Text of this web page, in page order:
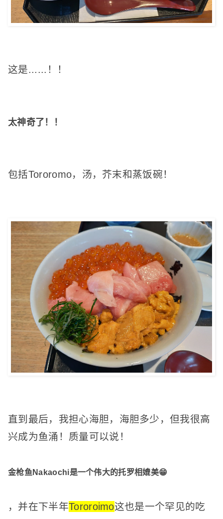
这是......！ ！
太神奇了！ ！
包括Tororomo，汤，芥末和蒸饭碗！
直到最后，我担心海胆，海胆多少，但我很高
兴成为鱼涌！ 质量可以说！
金枪鱼Nakaochi是一个伟大的托罗相媲美😁
，并在下半年Tororoimo这也是一个罕见的吃